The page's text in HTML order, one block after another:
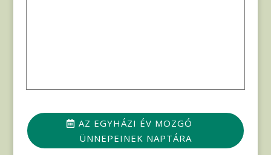
AZ EGYHÁZI ÉV MOZGÓ
ÜNNEPEINEK NAPTÁRA